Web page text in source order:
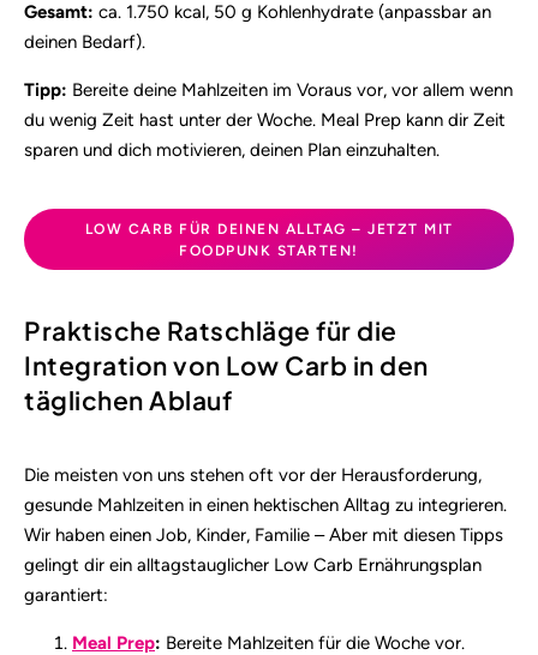
Gesamt: ca. 1.750 kcal, 50 g Kohlenhydrate (anpassbar an
deinen Bedarf).
Tipp: Bereite deine Mahlzeiten im Voraus vor, vor allem wenn
du wenig Zeit hast unter der Woche. Meal Prep kann dir Zeit
sparen und dich motivieren, deinen Plan einzuhalten.
LOW CARB FÜR DEINEN ALLTAG – JETZT MIT
FOODPUNK STARTEN!
Praktische Ratschläge für die
Integration von Low Carb in den
täglichen Ablauf
Die meisten von uns stehen oft vor der Herausforderung,
gesunde Mahlzeiten in einen hektischen Alltag zu integrieren.
Wir haben einen Job, Kinder, Familie – Aber mit diesen Tipps
gelingt dir ein alltagstauglicher Low Carb Ernährungsplan
garantiert:
Meal Prep: Bereite Mahlzeiten für die Woche vor.